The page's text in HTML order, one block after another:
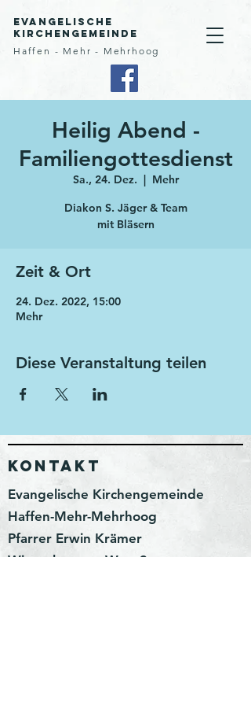
Evangelische
Kirchengemeinde
Haffen - Mehr - Mehrhoog
Heilig Abend -
Familiengottesdienst
Sa., 24. Dez.
  |
Mehr
Diakon S. Jäger & Team
mit Bläsern
Zeit & Ort
24. Dez. 2022, 15:00
Mehr
Diese Veranstaltung teilen
KONTAKT
Evangelische Kirchengemeinde
Haffen-Mehr-Mehrhoog
Pfarrer Erwin Krämer
Wittenhorster Weg 3